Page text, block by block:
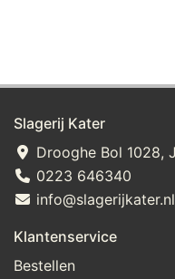
Slagerij Kater
Drooghe Bol 1028,
0223 646340
info@slagerijkater.nl
Klantenservice
Bestellen